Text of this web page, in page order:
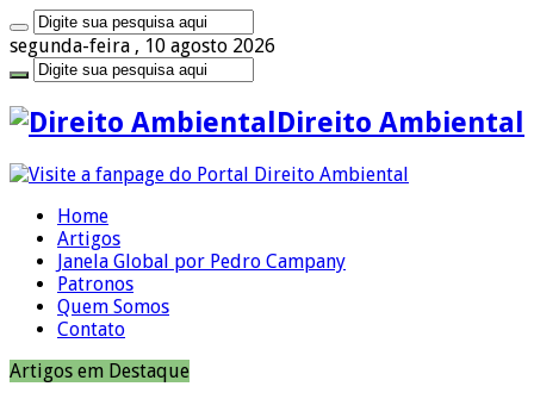
segunda-feira , 10 agosto 2026
Direito Ambiental
Home
Artigos
Janela Global por Pedro Campany
Patronos
Quem Somos
Contato
Artigos em Destaque